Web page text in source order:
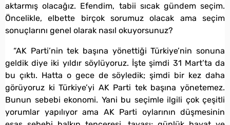
aktarmış olacağız. Efendim, tabii sıcak gündem seçim.
Öncelikle, elbette birçok sorumuz olacak ama seçim
sonuçlarını genel olarak nasıl okuyorsunuz?
“AK Parti’nin tek başına yönettiği Türkiye’nin sonuna
geldik diye iki yıldır söylüyoruz. İşte şimdi 31 Mart’ta da
bu çıktı. Hatta o gece de söyledik; şimdi bir kez daha
görüyoruz ki Türkiye’yi AK Parti tek başına yönetemez.
Bunun sebebi ekonomi. Yani bu seçimle ilgili çok çeşitli
yorumlar yapılıyor ama AK Parti oylarının düşmesinin